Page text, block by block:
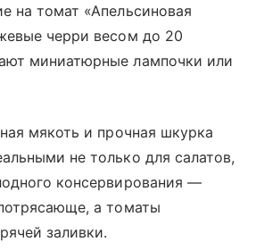
на томат «Апельсиновая
черри весом до 20
миниатюрные лампочки или
мякоть и прочная шкурка
не только для салатов,
консервирования —
а томаты
заливки.